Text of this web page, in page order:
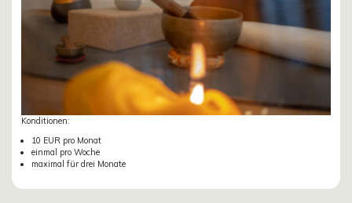
Konditionen:
10 EUR pro Monat
einmal pro Woche
maximal für drei Monate